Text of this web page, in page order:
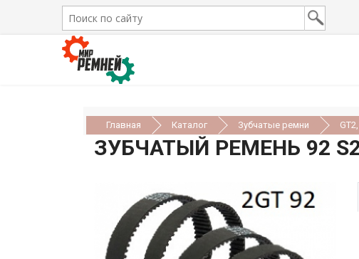
Главная Каталог Зубчатые ремни
ЗУБЧАТЫЙ РЕМЕНЬ 92